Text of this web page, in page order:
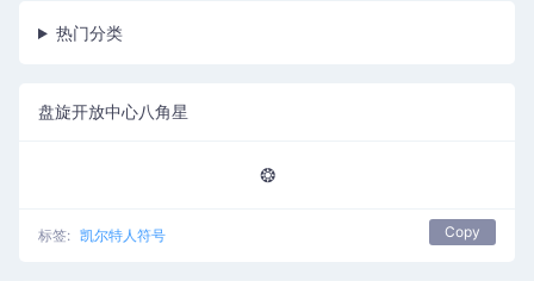
热门分类
盘旋开放中心八角星
❂
标签: 凯尔特人符号 Copy